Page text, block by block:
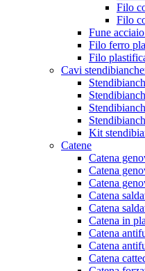
Filo
Filo
Fune
Filo ferro
Filo
Cavi
Kit
Catene
Catena
Catena
Catena
Catena
Catena
Catena in
Catena
Catena
Catena